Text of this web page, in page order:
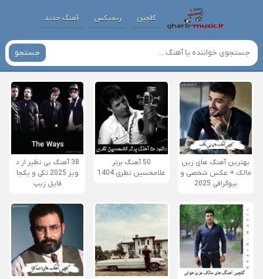
گلچین ریمیکس آهنگ جدید
جستجو
بهترین آهنگ های زین
مالک + عکس شخصی و
بیوگرافی 2025
50 آهنگ برتر
غلامحسین نظری 1404
38 آهنگ بی نظیر از د
ویز 2025 تکی و یکجا
فایل زیپ